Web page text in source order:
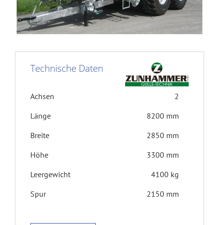
Technische Daten
Achsen
2
Länge
8200 mm
Breite
2850 mm
Höhe
3300 mm
Leergewicht
4100 kg
Spur
2150 mm